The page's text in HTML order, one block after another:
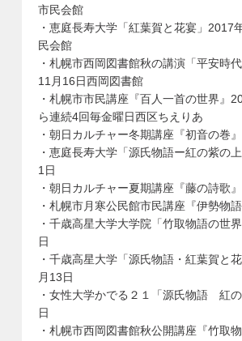
市民会館
・恵庭長寿大学「紅葉賀と花宴」2017
民会館
・札幌市西岡図書館秋の講演「平安時
11月16日西岡図書館
・札幌市市民講座『百人一首の世界』
ら連続4回毎金曜日西区ちえりあ
・朝日カルチャー冬期講座『初音の巻
・恵庭長寿大学「源氏物語ー紅の紫の
1日
・朝日カルチャー夏期講座『藤の詩歌
・札幌市月寒公民館市民講座『伊勢物
・千歳高星大学大学院「竹取物語の世
日
・千歳高星大学「源氏物語・紅葉賀と
月13日
・女性大学かでる２１「源氏物語 紅
日
・札幌市西岡図書館秋公開講座『竹取